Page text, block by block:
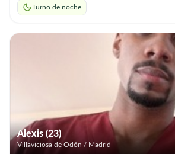
quienes cuido. Ofrezco: ✨ Atención personalizada (aseo,
dependientes o con movilidad reducida ✨
responsabilidad y empatía en cada tarea 📍 Disponible en
Madrid, Barcelona, Valencia, Sevilla y
Disponibilidad inmediata — jornada
Contacto por WhatsApp 💖 Trato a cada
Turno de noche
Alexis (23)
Villaviciosa de Odón / Madrid